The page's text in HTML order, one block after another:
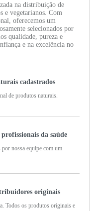
na distribuição de
e vegetarianos. Com
oferecemos um
selecionados por
qualidade, pureza e
e na excelência no
cadastrados
de produtos naturais.
da saúde
nossa equipe com um
originais
Todos os produtos originais e